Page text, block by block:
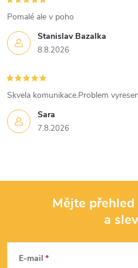
v
k
y
v
ý
p
s
Stanislav Bazalka
8.8.2026
Pomalé ale v poho
Sara
7.8.2026
Skvela komunikace.Problem
Mějte
a
E-mail